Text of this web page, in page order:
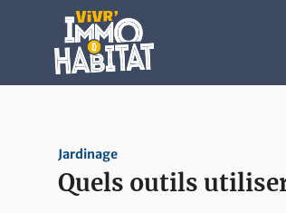
Contenu principal
Jardinage
Quels outils